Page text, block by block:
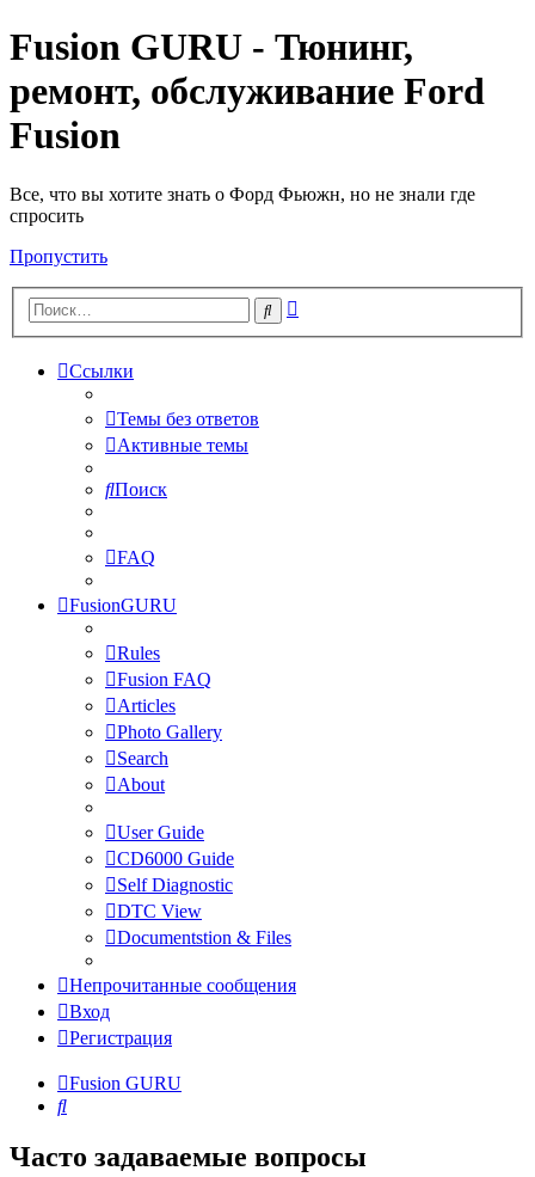
Fusion GURU - Тюнинг,
ремонт, обслуживание Ford
Fusion
Все, что вы хотите знать о Форд Фьюжн, но не знали где
спросить
Пропустить
Поиск
Ссылки
Темы без ответов
Активные темы
Поиск
FAQ
FusionGURU
Rules
Fusion FAQ
Articles
Photo Gallery
Search
About
User Guide
CD6000 Guide
Self Diagnostic
DTC View
Documentstion & Files
Непрочитанные сообщения
Вход
Регистрация
Fusion GURU
Поиск
Часто задаваемые вопросы